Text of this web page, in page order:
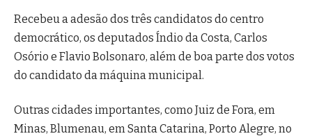
Recebeu a adesão dos três candidatos do centro
democrático, os deputados Índio da Costa, Carlos
Osório e Flavio Bolsonaro, além de boa parte dos votos
do candidato da máquina municipal.
Outras cidades importantes, como Juiz de Fora, em
Minas, Blumenau, em Santa Catarina, Porto Alegre, no